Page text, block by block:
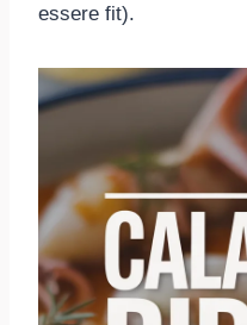
essere fit).